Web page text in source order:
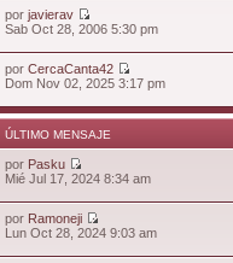
porjavierav
Sab Oct 28, 2006 5:30 pm
porCercaCanta42
Dom Nov 02, 2025 3:17 pm
ÚLTIMO MENSAJE
por Pasku
Mié Jul 17, 2024 8:34 am
por Ramoneji
Lun Oct 28, 2024 9:03 am